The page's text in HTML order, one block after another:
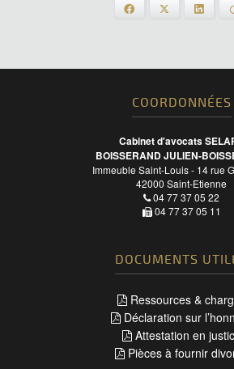
Facebook
COORDONNÉES
Cabinet d'avocats
BOISSERAND JULIEN-
Immeuble Saint-Louis - 14 rue
42000 Saint-Etienne
04 77 37 05 22
04 77 37 05 11
DOCUMENTS
Ressources &
Déclaration sur
Attestation en
Pièces à fournir